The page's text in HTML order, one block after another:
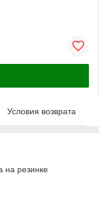
Условия возврата
на резинке